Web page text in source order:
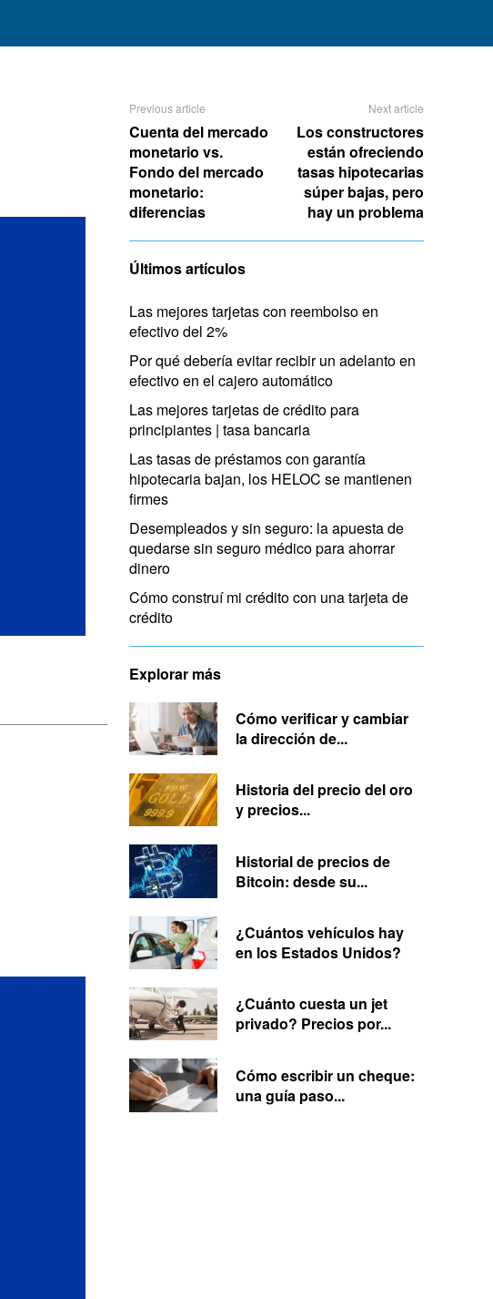
Previous article
Cuenta del mercado
monetario vs.
Fondo del mercado
monetario:
diferencias
Next article
Los constructores
están ofreciendo
tasas hipotecarias
súper bajas, pero
hay un problema
Últimos artículos
Las mejores tarjetas con reembolso en
efectivo del 2%
Por qué debería evitar recibir un adelanto en
efectivo en el cajero automático
Las mejores tarjetas de crédito para
principiantes | tasa bancaria
Las tasas de préstamos con garantía
hipotecaria bajan, los HELOC se mantienen
firmes
Desempleados y sin seguro: la apuesta de
quedarse sin seguro médico para ahorrar
dinero
Cómo construí mi crédito con una tarjeta de
crédito
Explorar más
Cómo verificar y cambiar
la dirección de...
Historia del precio del oro
y precios...
Historial de precios de
Bitcoin: desde su...
¿Cuántos vehículos hay
en los Estados Unidos?
¿Cuánto cuesta un jet
privado? Precios por...
Cómo escribir un cheque:
una guía paso...